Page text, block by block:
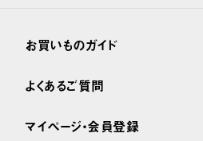
お買いものガイド
よくあるご質問
マイページ・会員登録